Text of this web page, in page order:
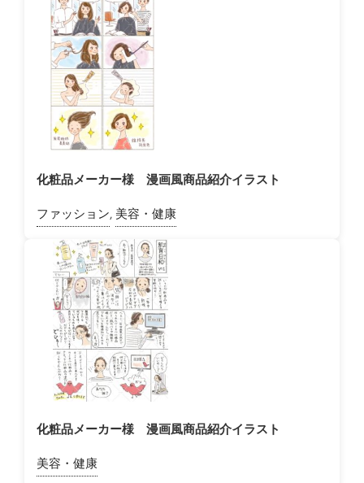
化粧品メーカー様 漫画風商品紹介イラスト
ファッション, 美容・健康
化粧品メーカー様 漫画風商品紹介イラスト
美容・健康